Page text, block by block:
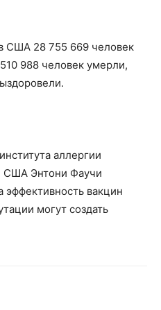
США 28 755 669 человек
988 человек умерли,
аллергии
США Энтони Фаучи
эффективность вакцин
могут создать